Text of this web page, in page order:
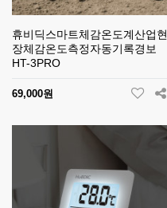
휴비딕스마트체감온도계산업현
장체감온도측정자동기록경보
HT-3PRO
69,000원